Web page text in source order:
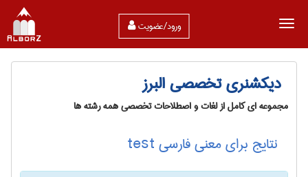
ورود/عضویت
دیکشنری تخصصی البرز
مجموعه ای کامل از لغات و اصطلاحات تخصصی همه رشته ها
نتایج برای معنی فارسی test